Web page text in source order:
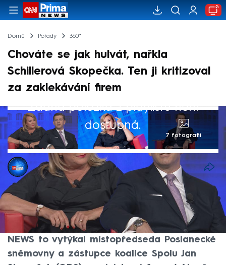
Domů Pořady 360°
Chováte se jak hulvát, nařkla
Schillerová Skopečka. Ten ji kritizoval
za zaklekávání firem
Žádná položka z playlistu není
dostupná.
7 fotografií
Barbora Kollárová
4. zář 2025, 12:47
Za éry vládnutí hnutí ANO se zaklekávalo
na podnikatele a firmy. V předvolební
debatě pořadu 360° ve vysílání CNN Prima
NEWS to vytýkal místopředseda Poslanecké
sněmovny a zástupce koalice Spolu Jan